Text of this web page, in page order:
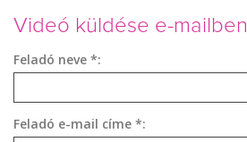
Videó küldése e-mailben
Feladó neve *:
Feladó e-mail címe *: